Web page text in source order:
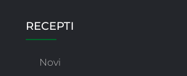
RECEPTI
Novi